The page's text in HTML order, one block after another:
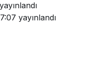
yayınlandı